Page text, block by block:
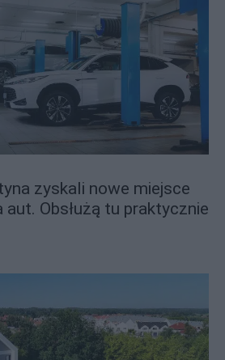
zyskali nowe miejsce
Obsłużą tu praktycznie